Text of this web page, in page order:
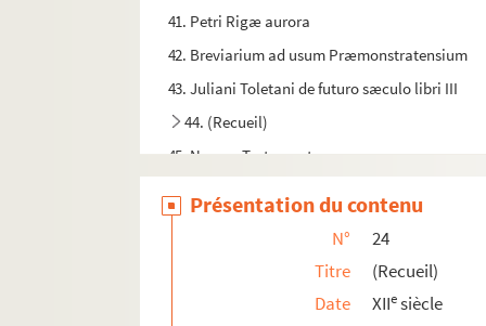
41. Petri Rigæ aurora
42. Breviarium ad usum Præmonstratensium
43. Juliani Toletani de futuro sæculo libri III
44. (Recueil)
45. Novum Testamentum
Présentation du contenu
N°
24
Titre
(Recueil)
Date
XIIesiècle